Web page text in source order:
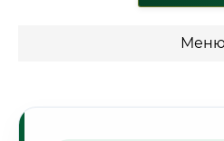
Меню